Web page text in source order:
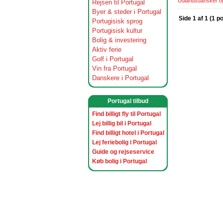
Rejsen til Portugal
Byer & steder i Portugal
Portugisisk sprog
Portugisisk kultur
Bolig & investering
Aktiv ferie
Golf i Portugal
Vin fra Portugal
Danskere i Portugal
Portugal tilbud
Find billigt fly til Portugal
Lej billig bil i Portugal
Find billigt hotel i Portugal
Lej feriebolig i Portugal
Guide og rejseservice
Køb bolig i Portugal
Side 1 af 1 (1